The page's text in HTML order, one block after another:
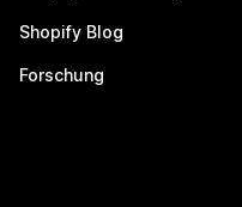
Shopify Blog
Forschung